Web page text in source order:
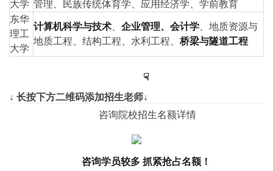
大学 管理、民族传统体育学、应用经济学、学前教育
东华
理工
大学
计算机科学与技术 企业管理、会计学 、地质资源与
地质工程、结构工程、水利工程、 桥梁与隧道工程
☟
↓ 长按下方二维码添加招生老师↓
咨询院校招生名额详情
咨询学员较多 抓紧抢占名额！